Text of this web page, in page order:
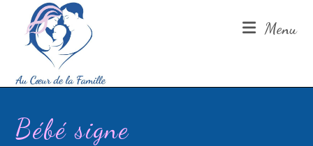
Menu
Bébé signe
Au Coeur de la Famille vous souhaite à toutes et
tous d'heureuses fêtes de fin d'année.